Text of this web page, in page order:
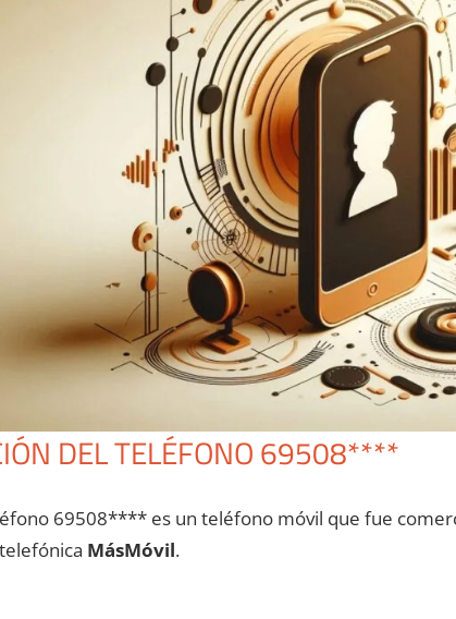
DEL TELÉFONO 69508****
69508**** es un teléfono móvil quе fue
MásMóvil.